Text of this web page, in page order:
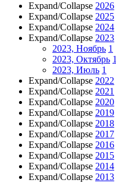
Expand/Collapse 2026
Expand/Collapse 2025
Expand/Collapse 2024
Expand/Collapse 2023
2023, Ноябрь 1
2023, Октябрь 1
2023, Июль 1
Expand/Collapse 2022
Expand/Collapse 2021
Expand/Collapse 2020
Expand/Collapse 2019
Expand/Collapse 2018
Expand/Collapse 2017
Expand/Collapse 2016
Expand/Collapse 2015
Expand/Collapse 2014
Expand/Collapse 2013